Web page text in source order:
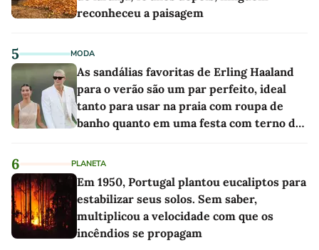
reconheceu a paisagem
5 MODA
As sandálias favoritas de Erling Haaland
para o verão são um par perfeito, ideal
tanto para usar na praia com roupa de
banho quanto em uma festa com terno de
6 PLANETA
Em 1950, Portugal plantou eucaliptos para
estabilizar seus solos. Sem saber,
multiplicou a velocidade com que os
incêndios se propagam